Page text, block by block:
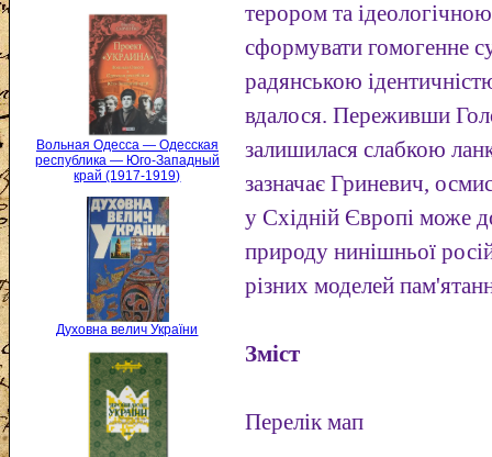
Вольная Одесса — Одесская
республика — Юго-Западный
край (1917-1919)
Духовна велич України
терором та
сформувати гомогенне
радянською
вдалося. Переживши
залишилася слабкою
зазначає Гриневич,
у Східній Європі може
природу нинішньої
різних моделей
Зміст
Перелік мап